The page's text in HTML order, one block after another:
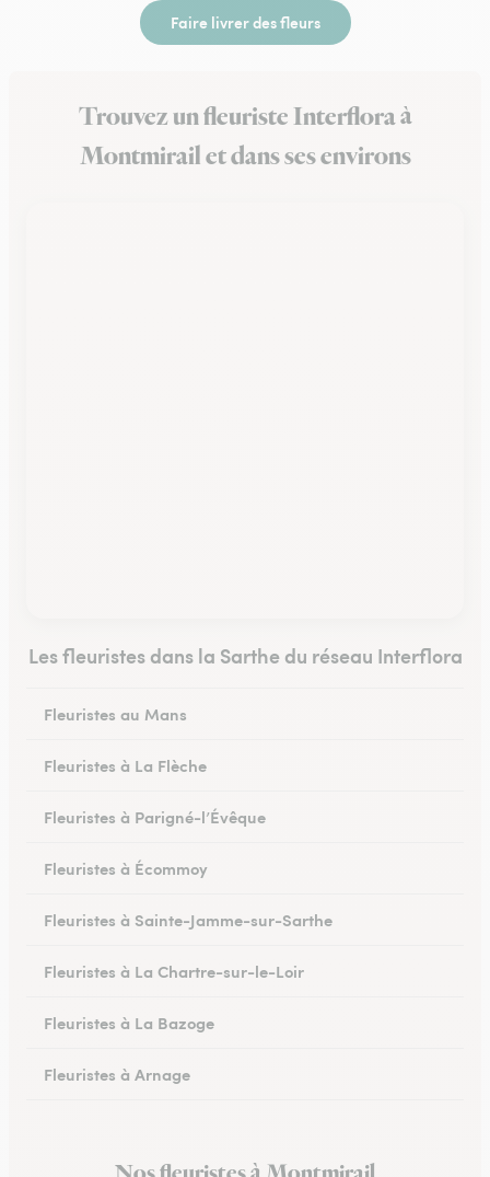
Faire livrer des fleurs
Trouvez un fleuriste Interflora à
Montmirail et dans ses environs
Les fleuristes dans la Sarthe du réseau Interflora
Fleuristes au Mans
Fleuristes à La Flèche
Fleuristes à Parigné-l’Évêque
Fleuristes à Écommoy
Fleuristes à Sainte-Jamme-sur-Sarthe
Fleuristes à La Chartre-sur-le-Loir
Fleuristes à La Bazoge
Fleuristes à Arnage